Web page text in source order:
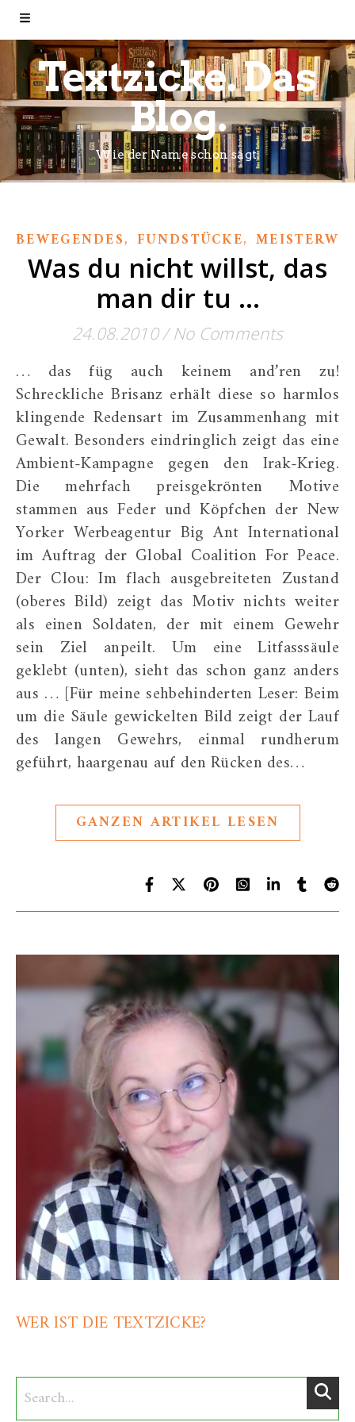
Textzicke. Das
Blog.
Wie der Name schon sagt.
BEWEGENDES, FUNDSTÜCKE,
Was du nicht willst, das
man dir tu …
24.08.2010/ No Comments
… das füg auch keinem and’ren zu!
Schreckliche Brisanz erhält diese so harmlos
klingende Redensart im Zusammenhang mit
Gewalt. Besonders eindringlich zeigt das eine
Ambient-Kampagne gegen den Irak-Krieg.
Die mehrfach preisgekrönten Motive
stammen aus Feder und Köpfchen der New
Yorker Werbeagentur Big Ant International
im Auftrag der Global Coalition For Peace.
Der Clou: Im flach ausgebreiteten Zustand
(oberes Bild) zeigt das Motiv nichts weiter
als einen Soldaten, der mit einem Gewehr
sein Ziel anpeilt. Um eine Litfasssäule
geklebt (unten), sieht das schon ganz anders
aus … [Für meine sehbehinderten Leser: Beim
um die Säule gewickelten Bild zeigt der Lauf
des langen Gewehrs, einmal rundherum
geführt, haargenau auf den Rücken des…
GANZEN ARTIKEL LESEN
WER IST DIE TEXTZICKE?